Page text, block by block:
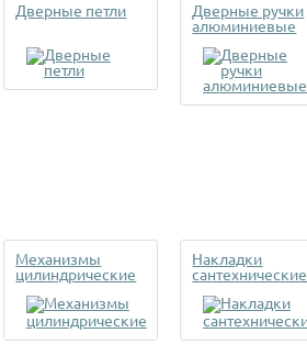
Дверные петли
Дверные ручки
алюминиевые
Механизмы
цилиндрические
Накладки
сантехнические